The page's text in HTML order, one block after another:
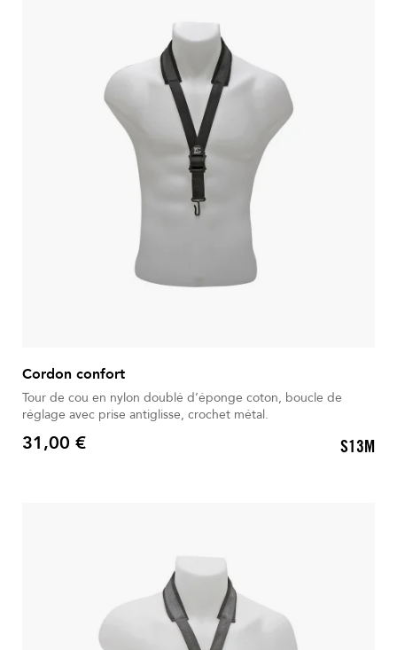
Cordon confort
Tour de cou en nylon doublé d’éponge coton, boucle de
réglage avec prise antiglisse, crochet métal.
Prix
31,00 € S13M